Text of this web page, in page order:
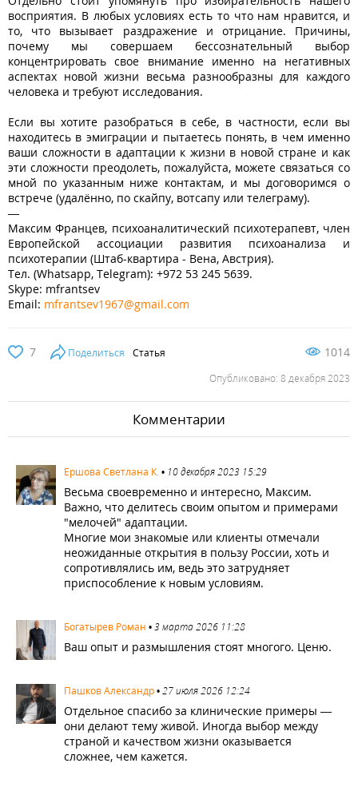
восприятия. В любых условиях есть то что нам нравится, и
то, что вызывает раздражение и отрицание. Причины,
почему мы совершаем бессознательный выбор
концентрировать свое внимание именно на негативных
аспектах новой жизни весьма разнообразны для каждого
человека и требуют исследования.
Если вы хотите разобраться в себе, в частности, если вы
находитесь в эмиграции и пытаетесь понять, в чем именно
ваши сложности в адаптации к жизни в новой стране и как
эти сложности преодолеть, пожалуйста, можете связаться со
мной по указанным ниже контактам, и мы договоримся о
встрече (удалённо, по скайпу, вотсапу или телеграму).
—
Максим Францев, психоаналитический психотерапевт, член
Европейской ассоциации развития психоанализа и
психотерапии (Штаб-квартира - Вена, Австрия).
Тел. (Whatsapp, Telegram): +972 53 245 5639.
Skype: mfrantsev
Email: mfrantsev1967@gmail.com
7 Поделиться Статья 1014
Опубликовано: 8 декабря 2023
Комментарии
923 Ершова Светлана К.• 10 декабря 2023 15:29
Весьма своевременно и интересно, Максим.
Важно, что делитесь своим опытом и примерами
"мелочей" адаптации.
Многие мои знакомые или клиенты отмечали
неожиданные открытия в пользу России, хоть и
сопротивлялись им, ведь это затрудняет
приспособление к новым условиям.
1640 Богатырев Роман •3 марта 2026 11:28
Ваш опыт и размышления стоят многого. Ценю.
3563 Пашков Александр•27 июля 2026 12:24
Отдельное спасибо за клинические примеры —
они делают тему живой. Иногда выбор между
страной и качеством жизни оказывается
сложнее, чем кажется.